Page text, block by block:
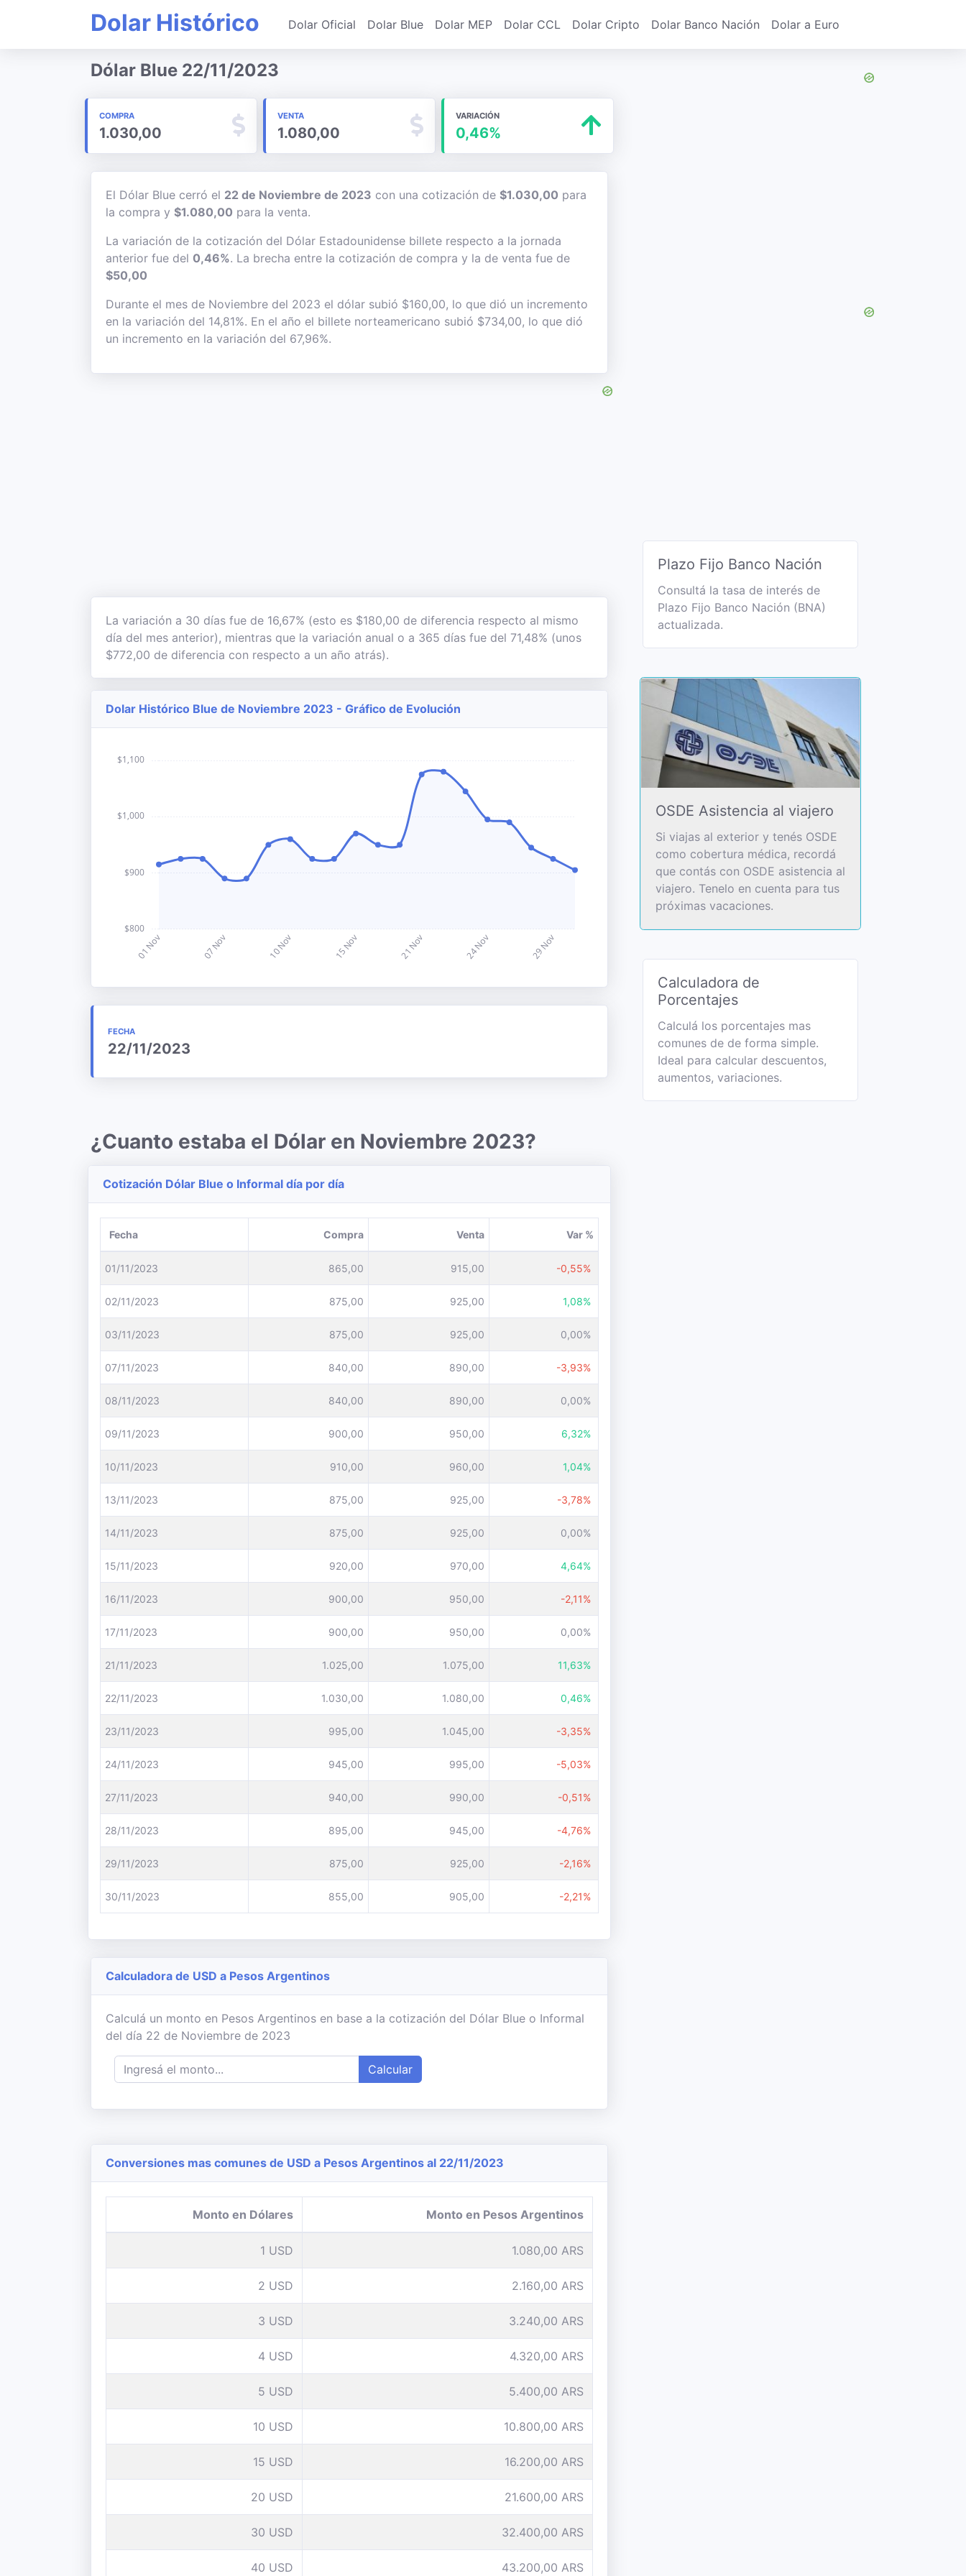
Dolar Histórico Dolar Oficial Dolar Blue Dolar MEP Dolar CCL Dolar Cripto Dolar Banco Nación Dolar a Euro
Dólar Blue 22/11/2023
COMPRA
1.030,00
VENTA
1.080,00
VARIACIÓN
0,46%
El Dólar Blue cerró el 22 de Noviembre de 2023 con una cotización de $1.030,00 para
la compra y $1.080,00 para la venta.
La variación de la cotización del Dólar Estadounidense billete respecto a la jornada
anterior fue del 0,46%. La brecha entre la cotización de compra y la de venta fue de
$50,00
Durante el mes de Noviembre del 2023 el dólar subió $160,00, lo que dió un incremento
en la variación del 14,81%. En el año el billete norteamericano subió $734,00, lo que dió
un incremento en la variación del 67,96%.
La variación a 30 días fue de 16,67% (esto es $180,00 de diferencia respecto al mismo
día del mes anterior), mientras que la variación anual o a 365 días fue del 71,48% (unos
$772,00 de diferencia con respecto a un año atrás).
Dolar Histórico Blue de Noviembre 2023 - Gráfico de Evolución
FECHA
22/11/2023
¿Cuanto estaba el Dólar en Noviembre 2023?
Cotización Dólar Blue o Informal día por día
Fecha Compra Venta Var %
01/11/2023 865,00 915,00 -0,55%
02/11/2023 875,00 925,00 1,08%
03/11/2023 875,00 925,00 0,00%
07/11/2023 840,00 890,00 -3,93%
08/11/2023 840,00 890,00 0,00%
09/11/2023 900,00 950,00 6,32%
10/11/2023 910,00 960,00 1,04%
13/11/2023 875,00 925,00 -3,78%
14/11/2023 875,00 925,00 0,00%
15/11/2023 920,00 970,00 4,64%
16/11/2023 900,00 950,00 -2,11%
17/11/2023 900,00 950,00 0,00%
21/11/2023 1.025,00 1.075,00 11,63%
22/11/2023 1.030,00 1.080,00 0,46%
23/11/2023 995,00 1.045,00 -3,35%
24/11/2023 945,00 995,00 -5,03%
27/11/2023 940,00 990,00 -0,51%
28/11/2023 895,00 945,00 -4,76%
29/11/2023 875,00 925,00 -2,16%
30/11/2023 855,00 905,00 -2,21%
Calculadora de USD a Pesos Argentinos
Calculá un monto en Pesos Argentinos en base a la cotización del Dólar Blue o Informal
del día 22 de Noviembre de 2023
Calcular
Conversiones mas comunes de USD a Pesos Argentinos al 22/11/2023
Monto en Dólares Monto en Pesos Argentinos
1 USD 1.080,00 ARS
2 USD 2.160,00 ARS
3 USD 3.240,00 ARS
4 USD 4.320,00 ARS
5 USD 5.400,00 ARS
10 USD 10.800,00 ARS
15 USD 16.200,00 ARS
20 USD 21.600,00 ARS
30 USD 32.400,00 ARS
40 USD 43.200,00 ARS
Plazo Fijo Banco Nación
Consultá la tasa de interés de
Plazo Fijo Banco Nación (BNA)
actualizada.
OSDE Asistencia al viajero
Si viajas al exterior y tenés OSDE
como cobertura médica, recordá
que contás con OSDE asistencia al
viajero. Tenelo en cuenta para tus
próximas vacaciones.
Calculadora de
Porcentajes
Calculá los porcentajes mas
comunes de de forma simple.
Ideal para calcular descuentos,
aumentos, variaciones.